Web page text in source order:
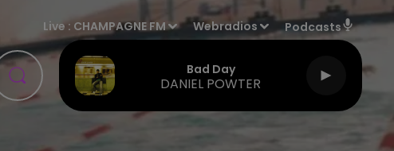
Live : CHAMPAGNE FM Webradios Podcasts
Bad Day
DANIEL POWTER